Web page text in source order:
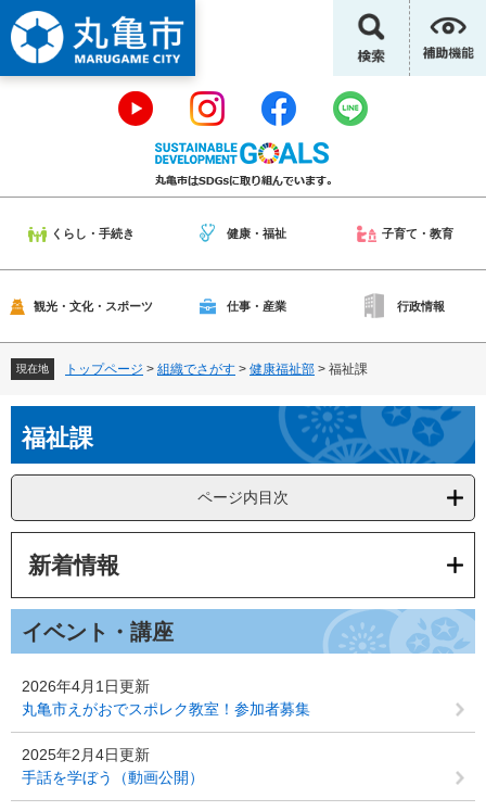
ー
ジ
の
。
ニ
ュ
ー
て
くらし・手続き 健康・福祉 子育て・教育
観光・文化・スポーツ 仕事・産業 行政情報
現在地 トップページ > 組織でさがす > 健康福祉部 > 福祉課
文福祉課
ページ内目次
新着情報
イベント・講座
2026年4月1日更新
丸亀市えがおでスポレク教室！参加者募集
2025年2月4日更新
手話を学ぼう（動画公開）